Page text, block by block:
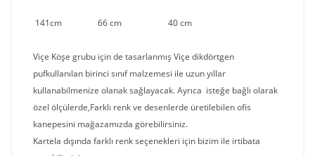
141cm 66 cm 40 cm
Viçe Köşe grubu için de tasarlanmış Viçe dikdörtgen
pufkullanılan birinci sınıf malzemesi ile uzun yıllar
kullanabilmenize olanak sağlayacak. Ayrıca isteğe bağlı olarak
özel ölçülerde,Farklı renk ve desenlerde üretilebilen ofis
kanepesini mağazamızda görebilirsiniz.
Kartela dışında farklı renk seçenekleri için bizim ile irtibata